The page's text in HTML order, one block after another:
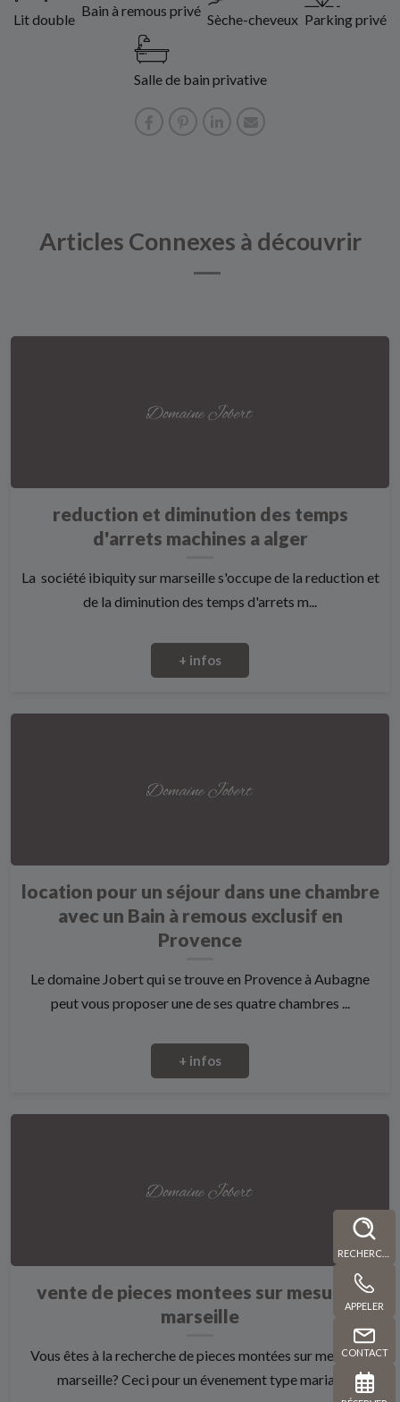
APPELER
CONTACT
Lit double
Bain à remous privé
Sèche-cheveux Parking privé
Salle de bain privative
Articles Connexes à découvrir
reduction et diminution des temps
d'arrets machines a alger
La société ibiquity sur marseille s'occupe de la reduction et
de la diminution des temps d'arrets m...
+ infos
location pour un séjour dans une chambre
avec un Bain à remous exclusif en
Provence
Le domaine Jobert qui se trouve en Provence à Aubagne
peut vous proposer une de ses quatre chambres ...
+ infos
vente de pieces montees sur mesure à
marseille
Vous êtes à la recherche de pieces montées sur mesure à
marseille? Ceci pour un évenement type maria...